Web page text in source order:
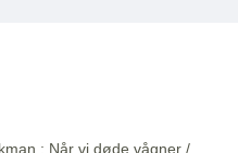
; Når vi døde vågner /